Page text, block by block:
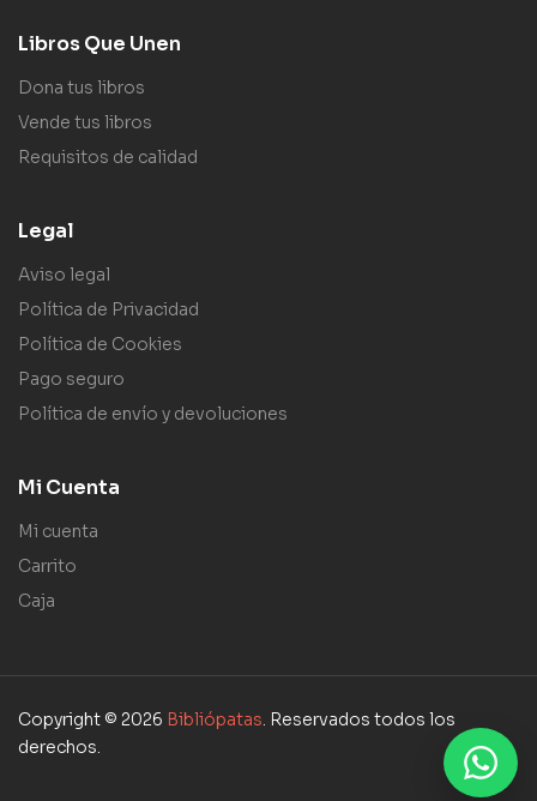
Libros Que Unen
Dona tus libros
Vende tus libros
Requisitos de calidad
Legal
Aviso legal
Política de Privacidad
Política de Cookies
Pago seguro
Política de envío y devoluciones
Mi Cuenta
Mi cuenta
Carrito
Caja
Copyright © 2026 Bibliópatas. Reservados todos los
derechos.